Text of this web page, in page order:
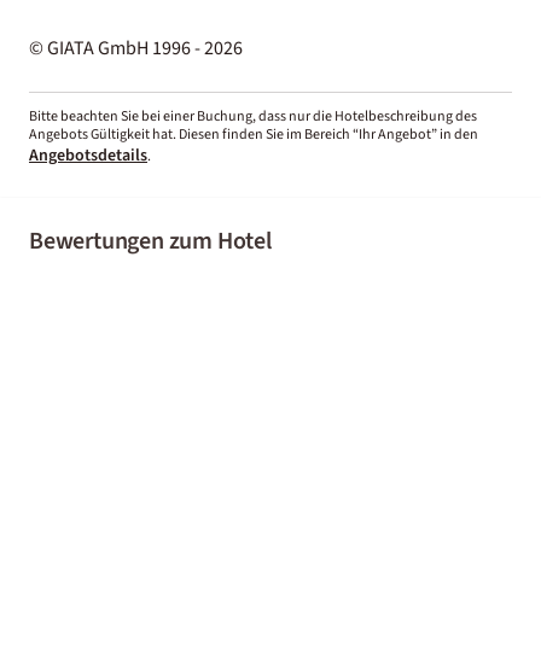
© GIATA GmbH 1996 - 2026
Bitte beachten Sie bei einer Buchung, dass nur die Hotelbeschreibung des
Angebots Gültigkeit hat. Diesen finden Sie im Bereich “Ihr Angebot” in den
Angebotsdetails.
Bewertungen zum Hotel